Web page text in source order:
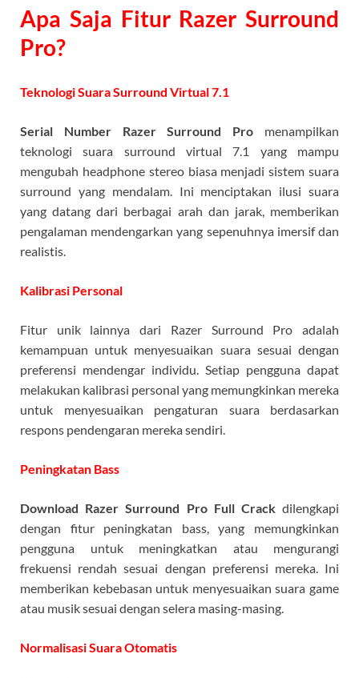
Apa Saja Fitur Razer Surround
Pro?
Teknologi Suara Surround Virtual 7.1
Serial Number Razer Surround Pro menampilkan
teknologi suara surround virtual 7.1 yang mampu
mengubah headphone stereo biasa menjadi sistem suara
surround yang mendalam. Ini menciptakan ilusi suara
yang datang dari berbagai arah dan jarak, memberikan
pengalaman mendengarkan yang sepenuhnya imersif dan
realistis.
Kalibrasi Personal
Fitur unik lainnya dari Razer Surround Pro adalah
kemampuan untuk menyesuaikan suara sesuai dengan
preferensi mendengar individu. Setiap pengguna dapat
melakukan kalibrasi personal yang memungkinkan mereka
untuk menyesuaikan pengaturan suara berdasarkan
respons pendengaran mereka sendiri.
Peningkatan Bass
Download Razer Surround Pro Full Crackdilengkapi
dengan fitur peningkatan bass, yang memungkinkan
pengguna untuk meningkatkan atau mengurangi
frekuensi rendah sesuai dengan preferensi mereka. Ini
memberikan kebebasan untuk menyesuaikan suara game
atau musik sesuai dengan selera masing-masing.
Normalisasi Suara Otomatis